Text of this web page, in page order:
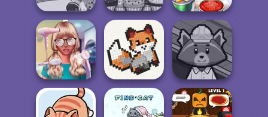
Papa's Freezeria
Papa's
Cupcakeria
Cooking Frenzy